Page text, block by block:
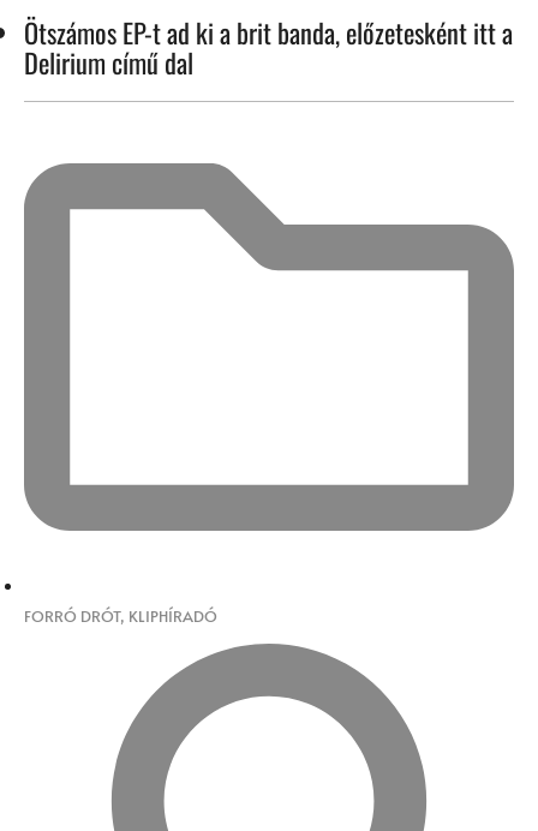
Ötszámos EP-t ad ki a brit banda, előzetesként itt a
Delirium című dal
FORRÓ DRÓT, KLIPHÍRADÓ